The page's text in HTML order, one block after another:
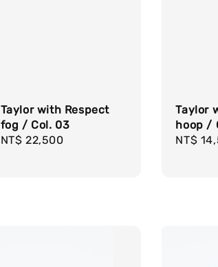
Taylor with Respect
fog / Col. 03
Regular
NT$ 22,500
Taylor
hoop /
Regular
NT$